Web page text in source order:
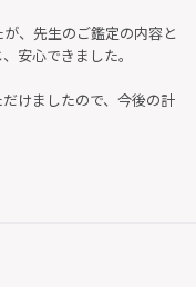
、先生のご鑑定の内容と
安心できました。
けましたので、今後の計